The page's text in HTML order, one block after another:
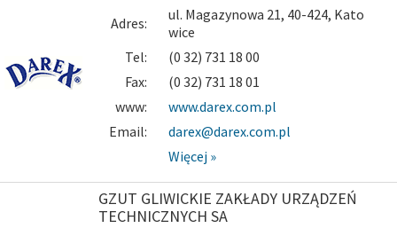
Adres:
ul. Magazynowa 21, 40-424, Kato
wice
Tel:
(0 32) 731 18 00
Fax:
(0 32) 731 18 01
www:
www.darex.com.pl
Email:
darex@darex.com.pl
Więcej »
GZUT GLIWICKIE ZAKŁADY URZĄDZEŃ
TECHNICZNYCH SA